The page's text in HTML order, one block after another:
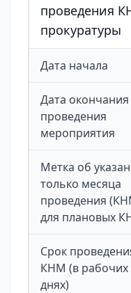
проведения
прокуратуры
Дата начала
Дата окончания
проведения
мероприятия
Метка об
только месяца
проведения
для плановых
Срок
КНМ (в рабочих
днях)